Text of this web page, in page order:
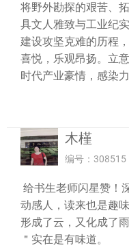
将野外勘探的艰苦、
具文人雅致与工业纪
建设攻坚克难的历程
喜悦，乐观昂扬。立
时代产业豪情，感染
木槿
编号：308515
给书生老师闪星赞！
动感人，读来也是趣
形成了云，又化成了
＂实在是有味道。